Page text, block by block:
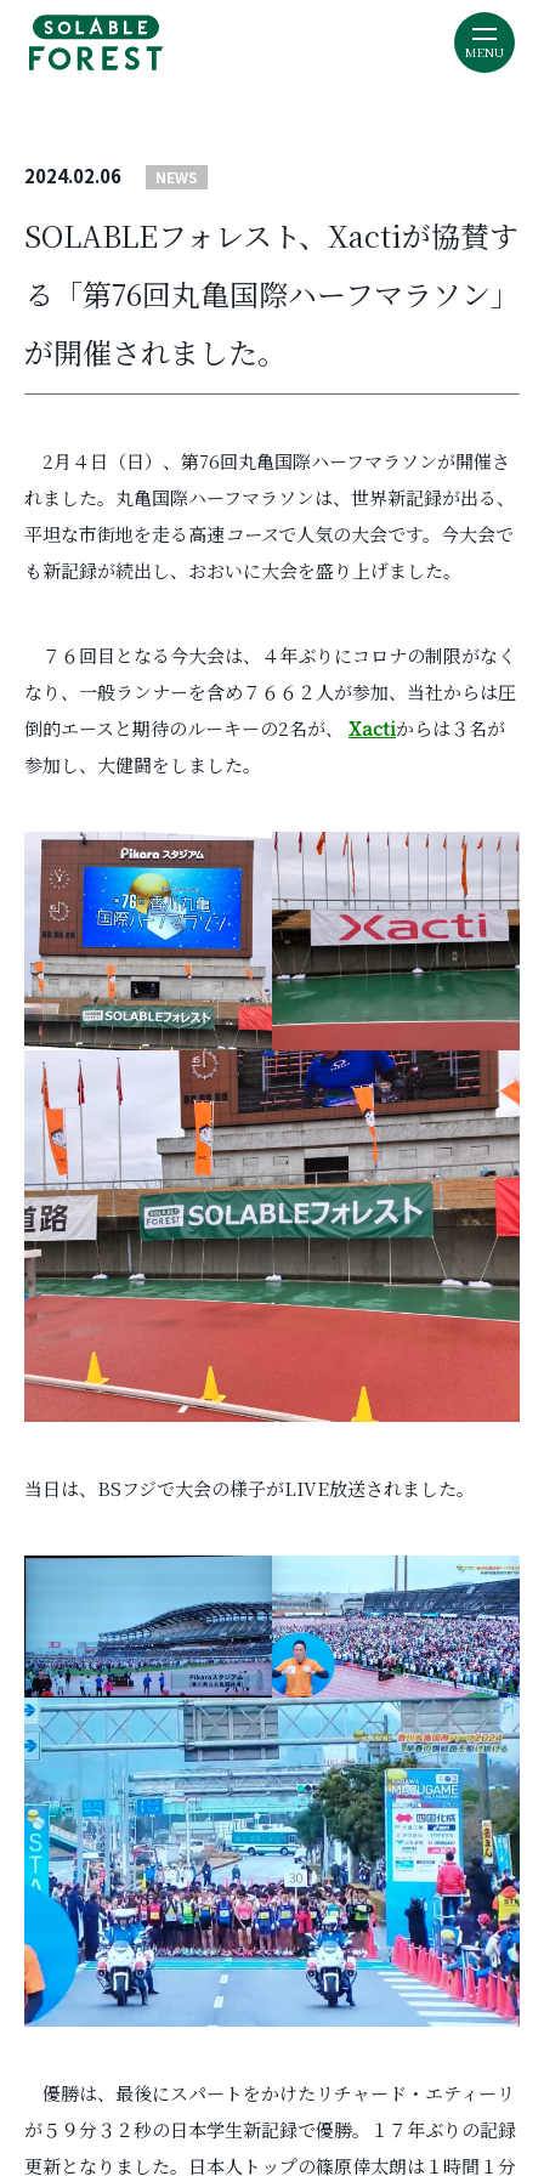
MENU
SOLABLEフォレスト、Xactiが協賛す
る「第76回丸亀国際ハーフマラソン」
が開催されました。
2024.02.06 NEWS
2月４日（日）、第76回丸亀国際ハーフマラソンが開催さ
れました。丸亀国際ハーフマラソンは、世界新記録が出る、
平坦な市街地を走る高速コースで人気の大会です。今大会で
も新記録が続出し、おおいに大会を盛り上げました。
７６回目となる今大会は、４年ぶりにコロナの制限がなく
なり、一般ランナーを含め７６６２人が参加、当社からは圧
倒的エースと期待のルーキーの2名が、
Xactiからは３名が
参加し、大健闘をしました。
当日は、BSフジで大会の様子がLIVE放送されました。
優勝は、最後にスパートをかけたリチャード・エティーリ
が５９分３２秒の日本学生新記録で優勝。１７年ぶりの記録
更新となりました。日本人トップの篠原倖太朗は１時間１分